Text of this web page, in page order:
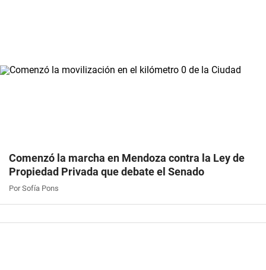
Comenzó la marcha en Mendoza contra la Ley de
Propiedad Privada que debate el Senado
Por Sofía Pons